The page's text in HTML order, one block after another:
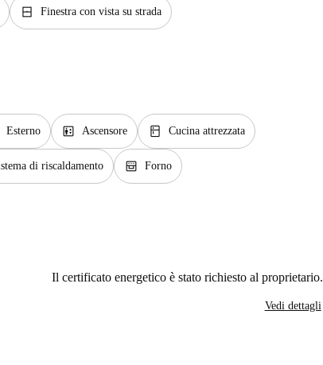
window_closed Finestra con vista su strada
Esterno elevator Ascensore kitchen Cucina attrezzata
di riscaldamento oven_gen Forno
Il certificato energetico è stato richiesto al proprietario.
Vedi dettagli